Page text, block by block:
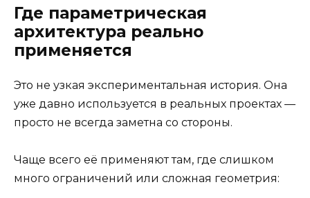
Где параметрическая
архитектура реально
применяется
Это не узкая экспериментальная история. Она
уже давно используется в реальных проектах —
просто не всегда заметна со стороны.
Чаще всего её применяют там, где слишком
много ограничений или сложная геометрия: